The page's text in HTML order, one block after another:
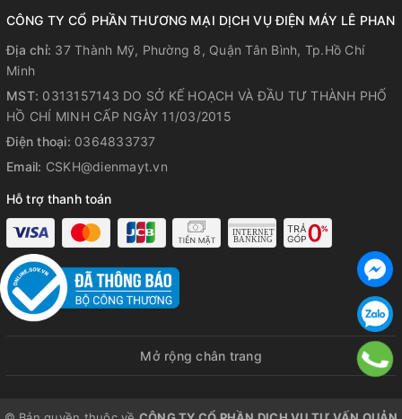
xuất tuân theo các tiêu chuẩn
hệ thống quản lý chất lượng:
ISO 9001
3 Chế độ gió
Diện tích tản gió lớn với chức
Tùy chỉnh chiều cao linh hoạt
CÔNG TY CỔ PHẦN THƯƠNG MẠI DỊCH VỤ ĐIỆN MÁY LÊ PHAN
Địa chỉ: 37 Thành Mỹ, Phường 8, Quận Tân Bình, Tp.Hồ Chí
Minh
MST: 0313157143 DO SỞ KẾ HOẠCH VÀ ĐẦU TƯ THÀNH PHỐ
HỒ CHÍ MINH CẤP NGÀY 11/03/2015
Điện thoại: 0364833737
Email: CSKH@dienmayt.vn
Hỗ trợ thanh toán
Mở rộng chân trang